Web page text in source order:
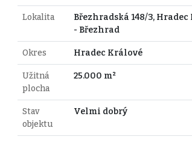
Lokalita
Březhradská 148/3,
- Březhrad
Okres Hradec Králové
Užitná
plocha
25.000 m²
Stav
objektu
Velmi dobrý